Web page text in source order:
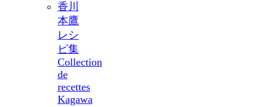
香川
本鷹
レシ
ピ集
Collection
de
recettes
Kagawa